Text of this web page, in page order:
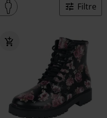
Filtre